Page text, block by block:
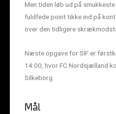
Men tiden løb ud på
fuldfede point tikke ind på
over den tidligere
Næste opgave for SIF er
14.00, hvor FC Nordsjælland
Silkeborg.
Mål